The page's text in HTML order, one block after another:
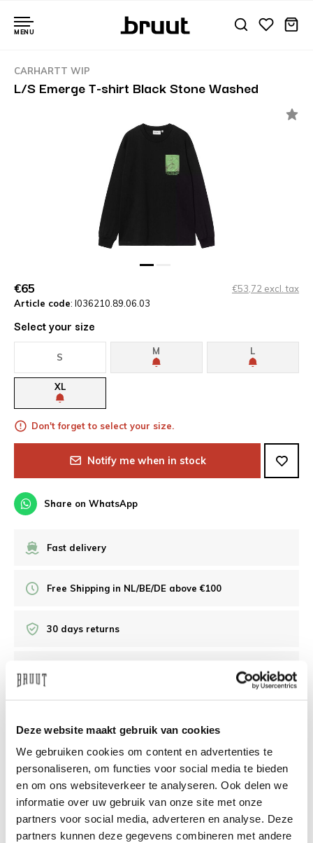
Deze website maakt gebruik van cookies
We gebruiken cookies om content en advertenties te
personaliseren, om functies voor social media te bieden
en om ons websiteverkeer te analyseren. Ook delen we
informatie over uw gebruik van onze site met onze
partners voor social media, adverteren en analyse. Deze
partners kunnen deze gegevens combineren met andere
MENU
CARHARTT WIP
L/S Emerge T-shirt Black Stone Washed
€65
€53,72 excl. tax
Article code: I036210.89.06.03
Select your size
S
M L
XL
Don't forget to select your size.
Notify me when in stock
Share on WhatsApp
Fast delivery
Free Shipping in NL/BE/DE above €100
30 days returns
Need help?We're glad to help
info@bruut.nl Live chat Whatsapp
About this product
Shipment and returns